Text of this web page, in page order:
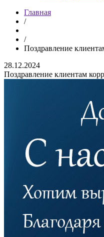
Главная
/
/
Поздравление
28.12.2024
Поздравление клиентам